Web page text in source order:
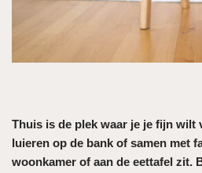
Thuis is de plek waar je je fijn wilt
luieren op de bank of samen met
woonkamer of aan de eettafel zit.